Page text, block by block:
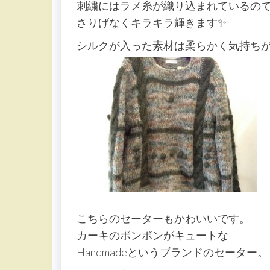
刺繍にはラメ糸が織り込まれているの
さりげなくキラキラ輝きます✨
シルクが入った素材は柔らかく気持ち
こちらのセーターもかわいいです。
カーキのボンボンがキュートな
Handmadeというブランドのセーター。